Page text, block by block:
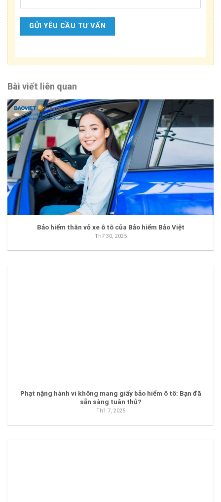
Bài viết liên quan
Bảo hiểm thân vỏ xe ô tô của Bảo hiểm Bảo Việt
Th7 30, 2025
Phạt nặng hành vi không mang giấy bảo hiểm ô tô: Bạn đã
sẵn sàng tuân thủ?
Th1 7, 2025